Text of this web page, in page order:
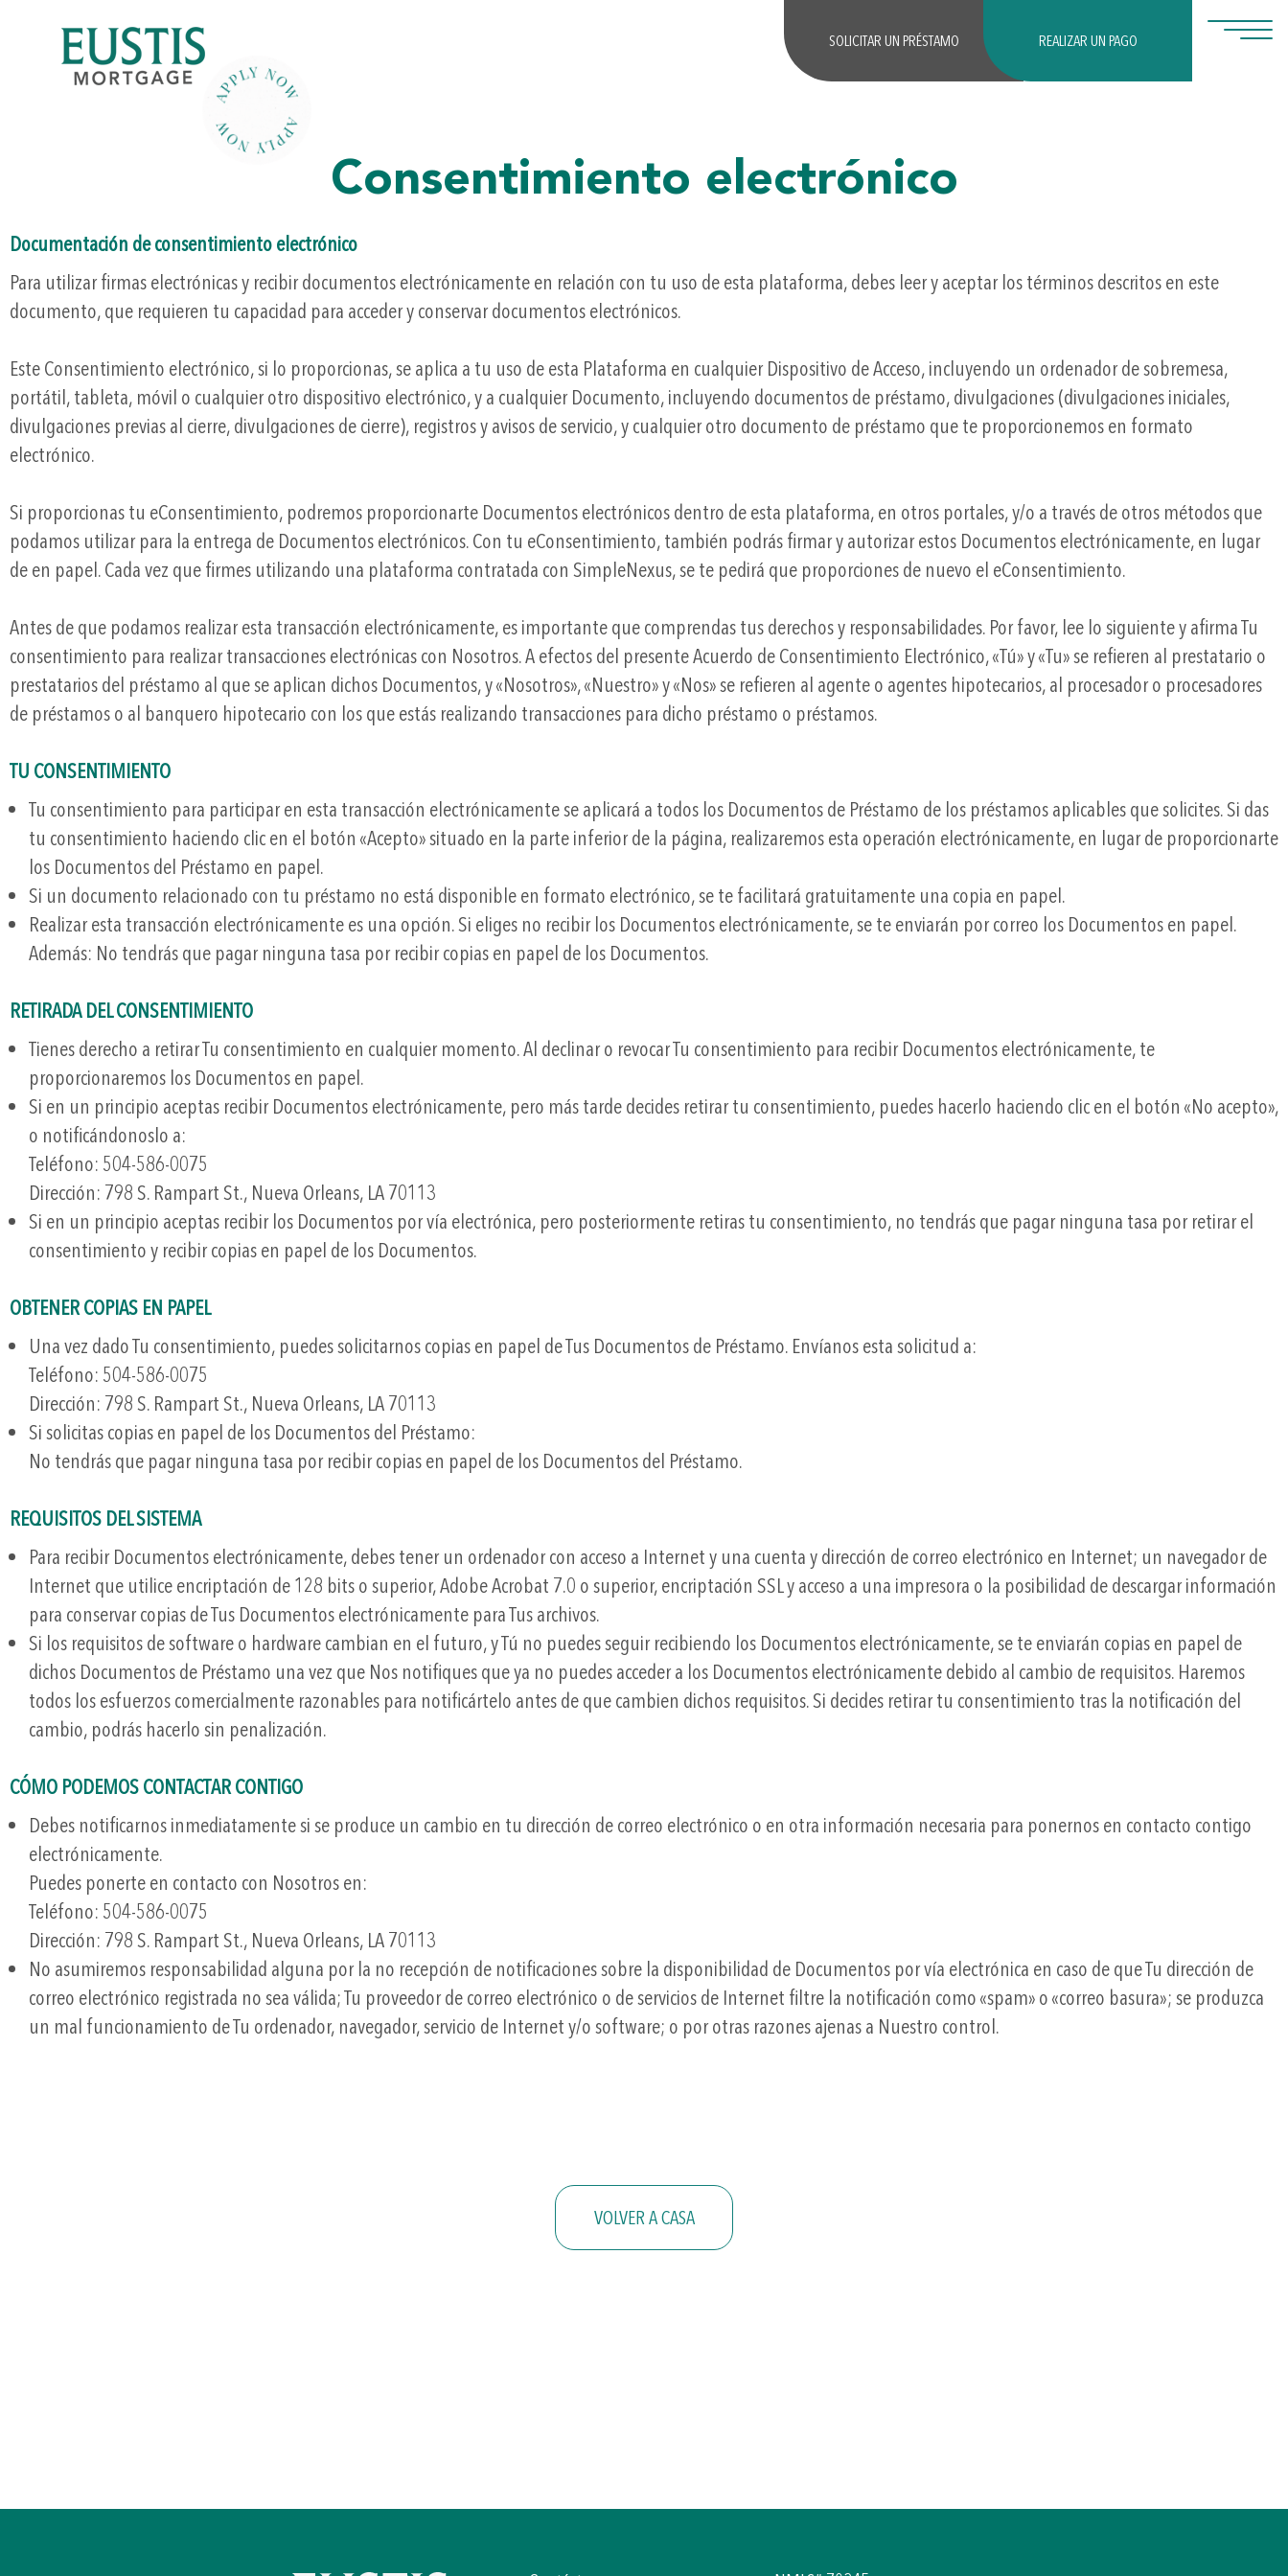
SOLICITAR UN PRÉSTAMO REALIZAR UN PAGO
Consentimiento electrónico
Documentación de consentimiento electrónico
Para utilizar firmas electrónicas y recibir documentos electrónicamente en relación con tu uso de esta plataforma, debes leer y aceptar los términos descritos en este
documento, que requieren tu capacidad para acceder y conservar documentos electrónicos.
Este Consentimiento electrónico, si lo proporcionas, se aplica a tu uso de esta Plataforma en cualquier Dispositivo de Acceso, incluyendo un ordenador de sobremesa,
portátil, tableta, móvil o cualquier otro dispositivo electrónico, y a cualquier Documento, incluyendo documentos de préstamo, divulgaciones (divulgaciones iniciales,
divulgaciones previas al cierre, divulgaciones de cierre), registros y avisos de servicio, y cualquier otro documento de préstamo que te proporcionemos en formato
electrónico.
Si proporcionas tu eConsentimiento, podremos proporcionarte Documentos electrónicos dentro de esta plataforma, en otros portales, y/o a través de otros métodos que
podamos utilizar para la entrega de Documentos electrónicos. Con tu eConsentimiento, también podrás firmar y autorizar estos Documentos electrónicamente, en lugar
de en papel. Cada vez que firmes utilizando una plataforma contratada con SimpleNexus, se te pedirá que proporciones de nuevo el eConsentimiento.
Antes de que podamos realizar esta transacción electrónicamente, es importante que comprendas tus derechos y responsabilidades. Por favor, lee lo siguiente y afirma Tu
consentimiento para realizar transacciones electrónicas con Nosotros. A efectos del presente Acuerdo de Consentimiento Electrónico, «Tú» y «Tu» se refieren al prestatario o
prestatarios del préstamo al que se aplican dichos Documentos, y «Nosotros», «Nuestro» y «Nos» se refieren al agente o agentes hipotecarios, al procesador o procesadores
de préstamos o al banquero hipotecario con los que estás realizando transacciones para dicho préstamo o préstamos.
TU CONSENTIMIENTO
Tu consentimiento para participar en esta transacción electrónicamente se aplicará a todos los Documentos de Préstamo de los préstamos aplicables que solicites. Si das
tu consentimiento haciendo clic en el botón «Acepto» situado en la parte inferior de la página, realizaremos esta operación electrónicamente, en lugar de proporcionarte
los Documentos del Préstamo en papel.
Si un documento relacionado con tu préstamo no está disponible en formato electrónico, se te facilitará gratuitamente una copia en papel.
Realizar esta transacción electrónicamente es una opción. Si eliges no recibir los Documentos electrónicamente, se te enviarán por correo los Documentos en papel.
Además: No tendrás que pagar ninguna tasa por recibir copias en papel de los Documentos.
RETIRADA DEL CONSENTIMIENTO
Tienes derecho a retirar Tu consentimiento en cualquier momento. Al declinar o revocar Tu consentimiento para recibir Documentos electrónicamente, te
proporcionaremos los Documentos en papel.
Si en un principio aceptas recibir Documentos electrónicamente, pero más tarde decides retirar tu consentimiento, puedes hacerlo haciendo clic en el botón «No acepto»,
o notificándonoslo a:
Teléfono: 504-586-0075
Dirección: 798 S. Rampart St., Nueva Orleans, LA 70113
Si en un principio aceptas recibir los Documentos por vía electrónica, pero posteriormente retiras tu consentimiento, no tendrás que pagar ninguna tasa por retirar el
consentimiento y recibir copias en papel de los Documentos.
OBTENER COPIAS EN PAPEL
Una vez dado Tu consentimiento, puedes solicitarnos copias en papel de Tus Documentos de Préstamo. Envíanos esta solicitud a:
Teléfono: 504-586-0075
Dirección: 798 S. Rampart St., Nueva Orleans, LA 70113
Si solicitas copias en papel de los Documentos del Préstamo:
No tendrás que pagar ninguna tasa por recibir copias en papel de los Documentos del Préstamo.
REQUISITOS DEL SISTEMA
Para recibir Documentos electrónicamente, debes tener un ordenador con acceso a Internet y una cuenta y dirección de correo electrónico en Internet; un navegador de
Internet que utilice encriptación de 128 bits o superior, Adobe Acrobat 7.0 o superior, encriptación SSL y acceso a una impresora o la posibilidad de descargar información
para conservar copias de Tus Documentos electrónicamente para Tus archivos.
Si los requisitos de software o hardware cambian en el futuro, y Tú no puedes seguir recibiendo los Documentos electrónicamente, se te enviarán copias en papel de
dichos Documentos de Préstamo una vez que Nos notifiques que ya no puedes acceder a los Documentos electrónicamente debido al cambio de requisitos. Haremos
todos los esfuerzos comercialmente razonables para notificártelo antes de que cambien dichos requisitos. Si decides retirar tu consentimiento tras la notificación del
cambio, podrás hacerlo sin penalización.
CÓMO PODEMOS CONTACTAR CONTIGO
Debes notificarnos inmediatamente si se produce un cambio en tu dirección de correo electrónico o en otra información necesaria para ponernos en contacto contigo
electrónicamente.
Puedes ponerte en contacto con Nosotros en:
Teléfono: 504-586-0075
Dirección: 798 S. Rampart St., Nueva Orleans, LA 70113
No asumiremos responsabilidad alguna por la no recepción de notificaciones sobre la disponibilidad de Documentos por vía electrónica en caso de que Tu dirección de
correo electrónico registrada no sea válida; Tu proveedor de correo electrónico o de servicios de Internet filtre la notificación como «spam» o «correo basura»; se produzca
un mal funcionamiento de Tu ordenador, navegador, servicio de Internet y/o software; o por otras razones ajenas a Nuestro control.
VOLVER A CASA